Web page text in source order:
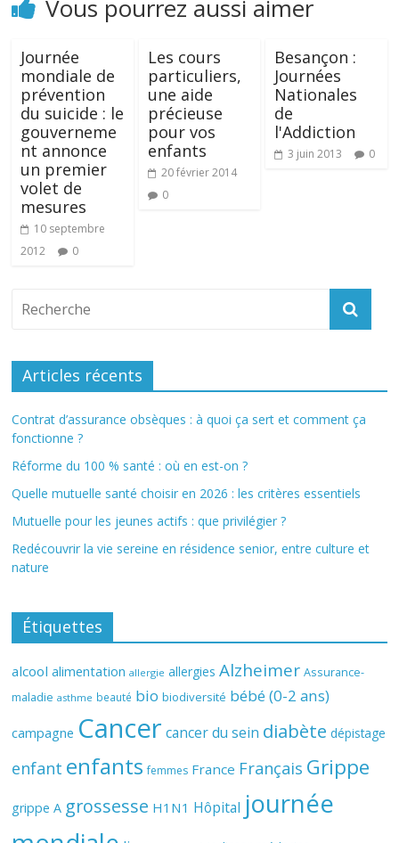
Vous pourrez aussi aimer
Journée
mondiale de
prévention
du suicide : le
gouverneme
nt annonce
un premier
volet de
mesures
10 septembre
2012
0
Les cours
particuliers,
une aide
précieuse
pour vos
enfants
20 février 2014
0
Besançon :
Journées
Nationales
de
l'Addiction
3 juin 2013 0
Articles récents
Contrat d’assurance obsèques : à quoi ça sert et comment ça
fonctionne ?
Réforme du 100 % santé : où en est-on ?
Quelle mutuelle santé choisir en 2026 : les critères essentiels
Mutuelle pour les jeunes actifs : que privilégier ?
Redécouvrir la vie sereine en résidence senior, entre culture et
nature
Étiquettes
alcool alimentation allergie allergies Alzheimer Assurance-
maladie asthme beauté bio biodiversité bébé (0-2 ans)
campagne Cancer cancer du sein diabète dépistage
enfant enfants femmes France Français Grippe
grippe A grossesse H1N1 Hôpital journée